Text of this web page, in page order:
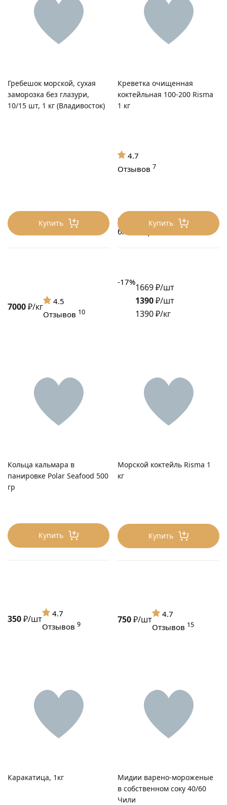
Купить
7000₽/кг
Гребешок морской, сухая
заморозка без глазури,
10/15 шт, 1 кг (Владивосток)
4.5
Отзывов 10
Купить
-17%1669 ₽/шт
1390₽/шт
1390 ₽/кг
Креветка очищенная
коктейльная 100-200 Risma
1 кг
глазурь не более 7%,
бланшированная
4.7
Отзывов 7
Купить
350₽/шт
Кольца кальмара в
панировке Polar Seafood 500
гр
4.7
Отзывов 9
Купить
750₽/шт
Морской коктейль Risma 1
кг
4.7
Отзывов 15
Каракатица, 1кг
Мидии варено-мороженые
в собственном соку 40/60
Чили